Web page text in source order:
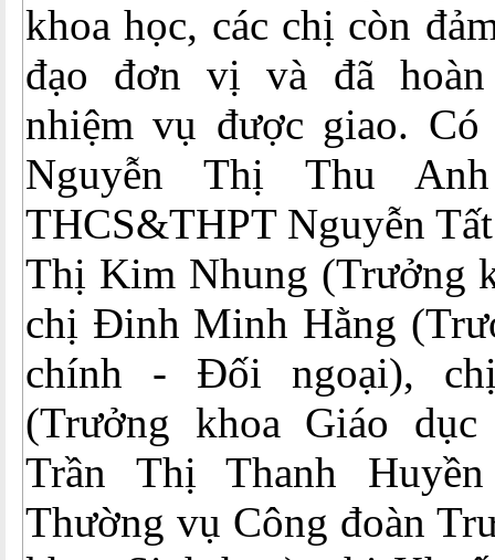
khoa học, các chị còn
đạo đơn vị và đã hoàn
nhiệm vụ được giao.
Nguyễn Thị Thu
THCS&THPT Nguyễn
Thị Kim Nhung (Trưởng
chị Đinh Minh Hằng
chính - Đối ngoại),
(Trưởng khoa Giáo
Trần Thị Thanh
Thường vụ Công đoàn